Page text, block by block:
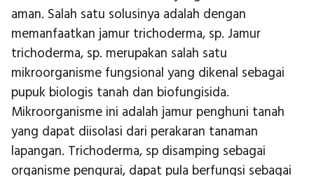
aman. Salah satu solusinya adalah dengan
memanfaatkan jamur trichoderma, sp. Jamur
trichoderma, sp. merupakan salah satu
mikroorganisme fungsional yang dikenal sebagai
pupuk biologis tanah dan biofungisida.
Mikroorganisme ini adalah jamur penghuni tanah
yang dapat diisolasi dari perakaran tanaman
lapangan. Trichoderma, sp disamping sebagai
organisme pengurai, dapat pula berfungsi sebagai